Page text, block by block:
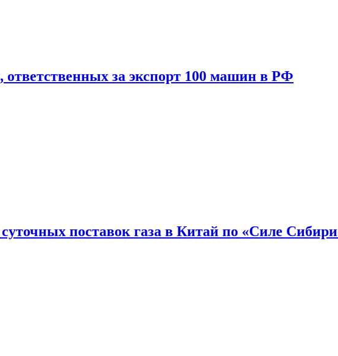
ответственных за экспорт 100 машин в РФ
поставок газа в Китай по «Силе